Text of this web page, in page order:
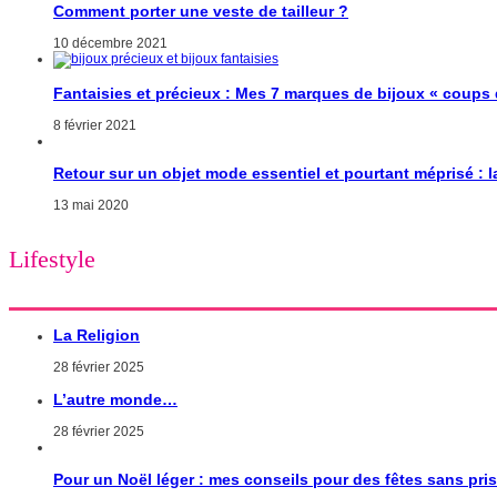
Comment porter une veste de tailleur ?
10 décembre 2021
Fantaisies et précieux : Mes 7 marques de bijoux «
8 février 2021
Retour sur un objet mode essentiel et pourtant méprisé :
13 mai 2020
Lifestyle
La Religion
28 février 2025
L’autre monde…
28 février 2025
Pour un Noël léger : mes conseils pour des fêtes sans